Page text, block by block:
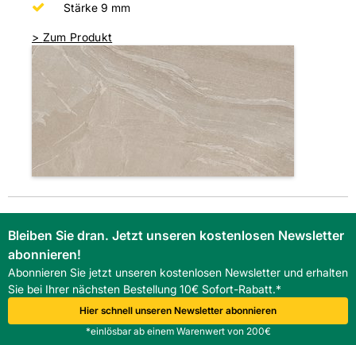
Stärke 9 mm
> Zum Produkt
Bleiben Sie dran. Jetzt unseren kostenlosen Newsletter
abonnieren!
Abonnieren Sie jetzt unseren kostenlosen Newsletter und erhalten
Sie bei Ihrer nächsten Bestellung 10€ Sofort-Rabatt.*
Hier schnell unseren Newsletter abonnieren
*einlösbar ab einem Warenwert von 200€